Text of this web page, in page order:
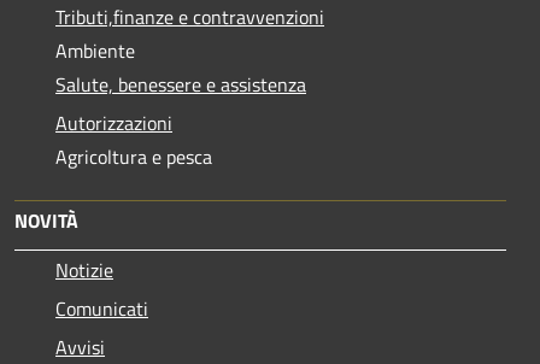
Tributi,finanze e contravvenzioni
Ambiente
Salute, benessere e assistenza
Autorizzazioni
Agricoltura e pesca
NOVITÀ
Notizie
Comunicati
Avvisi